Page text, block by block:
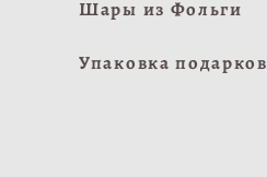
Шары из Фольги
Упаковка подарков